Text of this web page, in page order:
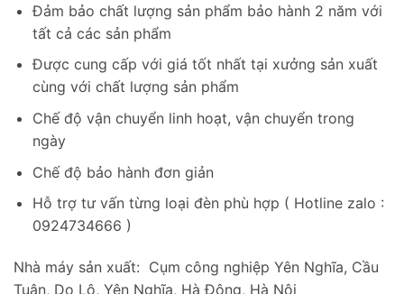
Đảm bảo chất lượng sản phẩm bảo hành 2 năm với
tất cả các sản phẩm
Được cung cấp với giá tốt nhất tại xưởng sản xuất
cùng với chất lượng sản phẩm
Chế độ vận chuyển linh hoạt, vận chuyển trong
ngày
Chế độ bảo hành đơn giản
Hỗ trợ tư vấn từng loại đèn phù hợp ( Hotline zalo :
0924734666 )
Nhà máy sản xuất: Cụm công nghiệp Yên Nghĩa, Cầu
Tuân, Do Lộ, Yên Nghĩa, Hà Đông, Hà Nội